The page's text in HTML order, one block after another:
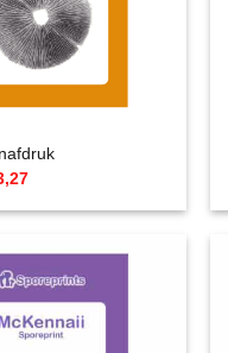
Huidige
is: